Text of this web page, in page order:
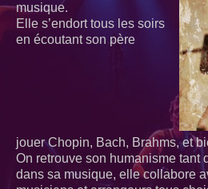
musique.
Elle s’endort tous les soirs
en écoutant son père
jouer Chopin, Bach, Brahms, et
On retrouve son humanisme tant
dans sa musique, elle collabore